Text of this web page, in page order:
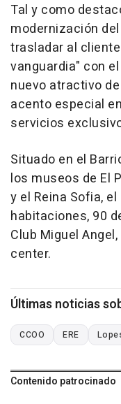
Tal y como
modernización
trasladar al
vanguardia" con
nuevo atractivo
acento especial
servicios
Situado en el
los museos de El
y el Reina Sofia,
habitaciones, 90
Club Miguel
center.
Últimas noticias
CCOO ERE
Contenido patrocinado